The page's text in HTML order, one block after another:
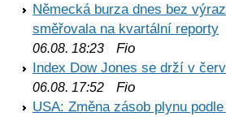
Německá burza dnes bez
směřovala na kvartální reporty
06.08. 18:23 Fio
Index Dow Jones se drží v
06.08. 17:52 Fio
USA: Změna zásob plynu